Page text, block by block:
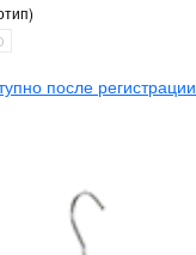
после регистрации